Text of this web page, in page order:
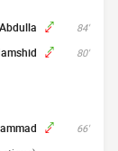
84'
80'
66'